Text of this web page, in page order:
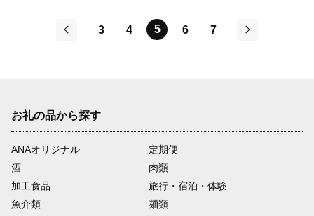
3 4 5 6
7
お礼の品から探す
ANAオリジナル
定期便
酒
肉類
加工食品
旅行・宿泊・体験
魚介類
麺類